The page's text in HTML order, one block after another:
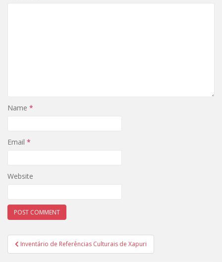
Name *
Email *
Website
Post
navigation
Inventário de Referências Culturais de Xapuri